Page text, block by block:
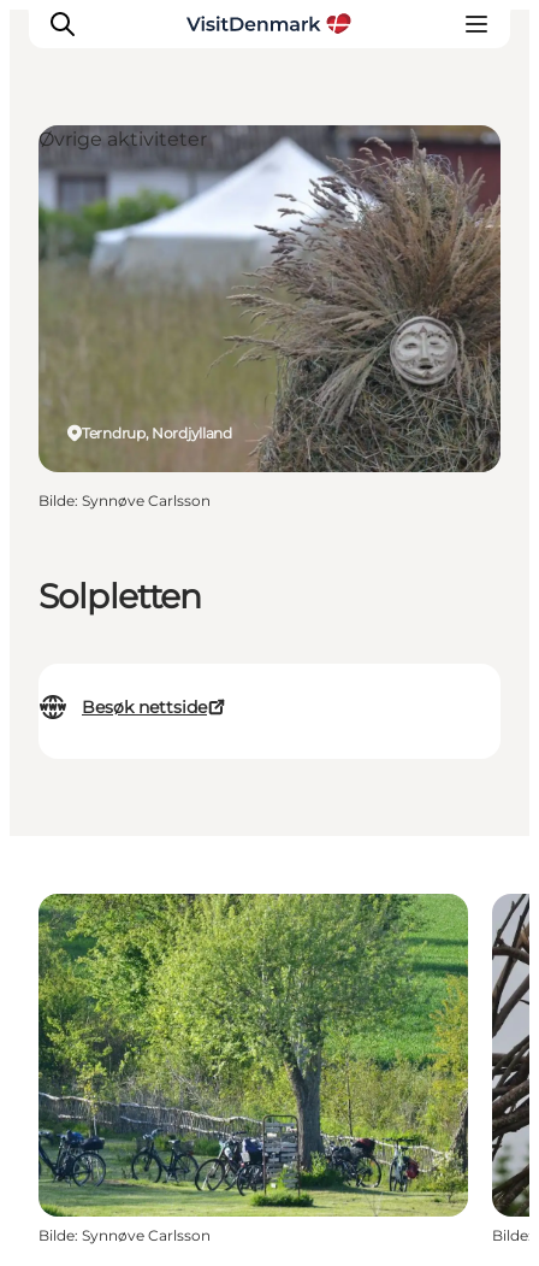
Inspirasjon
Reisemål
Aktiviteter
Planlegg reisen
Solpletten
Besøk nettside
Terndrup, Nordjylland
Øvrige aktiviteter
Bilde: Synnøve Carlsson
Bilde: Synnøve Carlsson Bilde: